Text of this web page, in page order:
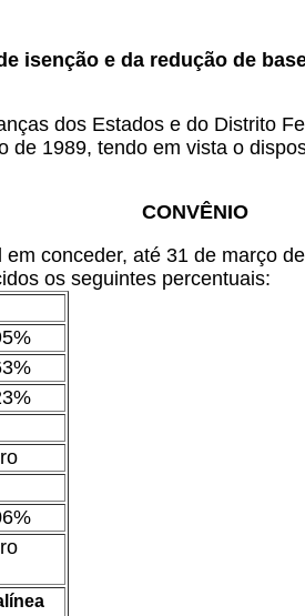
isenção e da redução de
dos Estados e do Distrito
de 1989, tendo em vista o
CONVÊNIO
conceder, até 31 de março
os seguintes percentuais: